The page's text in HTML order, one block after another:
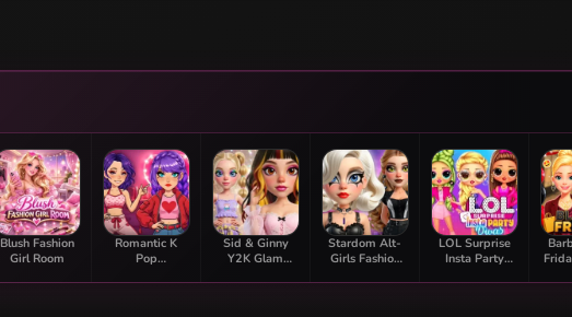
Blush Fashion
Girl Room
Romantic K
Pop
Sid & Ginny
Y2K Glam
Stardom Alt-
Girls Fashion
LOL Surprise
Insta Party